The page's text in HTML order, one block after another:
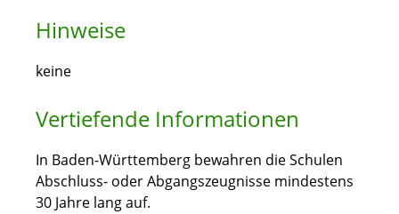
Hinweise
keine
Vertiefende Informationen
In Baden-Württemberg bewahren die Schulen
Abschluss- oder Abgangszeugnisse mindestens
30 Jahre lang auf.